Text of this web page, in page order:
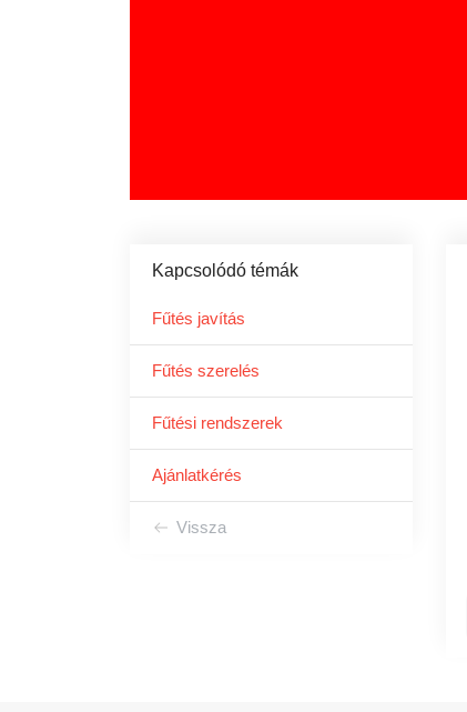
Kapcsolódó témák
Fűtés javítás
Fűtés szerelés
Fűtési rendszerek
Ajánlatkérés
Vissza